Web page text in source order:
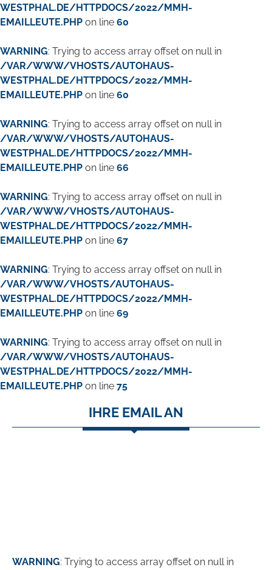
WESTPHAL.DE/HTTPDOCS/2022/MMH-
EMAILLEUTE.PHP on line 60
WARNING: Trying to access array offset on null in
/VAR/WWW/VHOSTS/AUTOHAUS-
WESTPHAL.DE/HTTPDOCS/2022/MMH-
EMAILLEUTE.PHP on line 60
WARNING: Trying to access array offset on null in
/VAR/WWW/VHOSTS/AUTOHAUS-
WESTPHAL.DE/HTTPDOCS/2022/MMH-
EMAILLEUTE.PHP on line 66
WARNING: Trying to access array offset on null in
/VAR/WWW/VHOSTS/AUTOHAUS-
WESTPHAL.DE/HTTPDOCS/2022/MMH-
EMAILLEUTE.PHP on line 67
WARNING: Trying to access array offset on null in
/VAR/WWW/VHOSTS/AUTOHAUS-
WESTPHAL.DE/HTTPDOCS/2022/MMH-
EMAILLEUTE.PHP on line 69
WARNING: Trying to access array offset on null in
/VAR/WWW/VHOSTS/AUTOHAUS-
WESTPHAL.DE/HTTPDOCS/2022/MMH-
EMAILLEUTE.PHP on line 75
IHRE EMAIL AN
WARNING: Trying to access array offset on null in